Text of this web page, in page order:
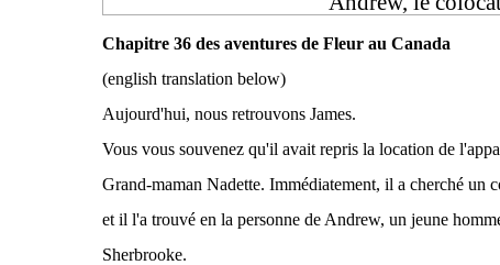
Chapitre 36 des aventures de Fleur au Canada
(english translation below)
Aujourd'hui, nous retrouvons James.
Vous vous souvenez qu'il avait repris la location de
Grand-maman Nadette. Immédiatement, il a cherché un
et il l'a trouvé en la personne de Andrew, un jeune
Sherbrooke.